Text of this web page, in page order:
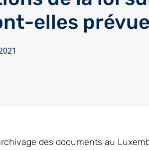
elles
des documents au